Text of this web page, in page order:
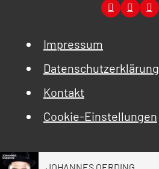
Impressum
Datenschutzerklärung
Kontakt
Cookie-Einstellungen
JOHANNES OERDING